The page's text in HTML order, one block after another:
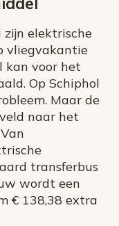
zijn elektrische
vliegvakantie
kan voor het
Op Schiphol
Maar de
naar het
transferbus
wordt een
€ 138,38 extra